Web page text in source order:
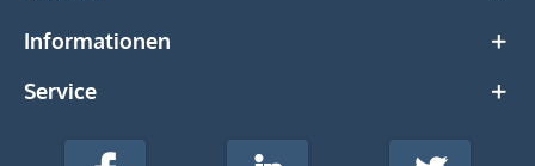
Informationen
Service
stempel-